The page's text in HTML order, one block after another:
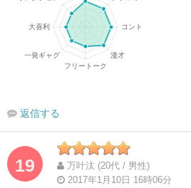
返信する
19
万叶汰 (20代 / 男性)
2017年1月10日 16時06分